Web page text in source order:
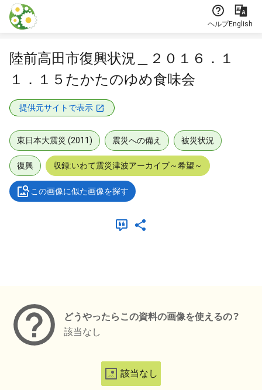
本文に飛ぶ
ヘルプEnglish
陸前高田市復興状況＿２０１６．１
１．１５たかたのゆめ食味会
提供元サイトで表示
東日本大震災 (2011) 震災への備え 被災状況
復興 収録:いわて震災津波アーカイブ～希望～
この画像に似た画像を探す
どうやったらこの資料の画像を使えるの？
該当なし
該当なし